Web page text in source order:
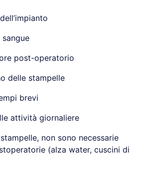
post-operatorio
delle stampelle
brevi
attività giornaliere
non sono necessarie
(alza water, cuscini di